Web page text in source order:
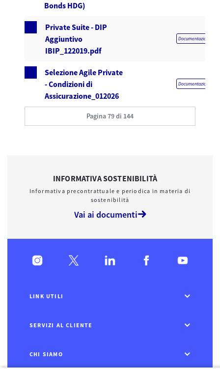
Bonds HDG)
Private Suite - DIP
Aggiuntivo
IBIP_122019.pdf
Documentazione
Selezione Agile Private
- Condizioni di
Assicurazione_012026
Documentazione
Pagina 79 di 144
INFORMATIVA SOSTENIBILITÀ
Informativa precontrattuale e periodica in materia di
sostenibilità
Vai ai documenti
LINK UTILI
SERVIZI AL CLIENTE
CHI SIAMO